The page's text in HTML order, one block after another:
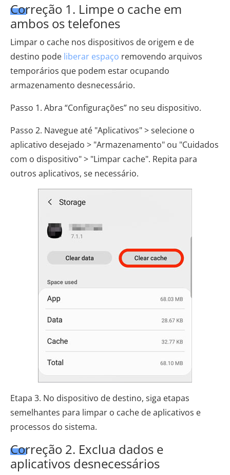
Correção 1. Limpe o cache em
ambos os telefones
Limpar o cache nos dispositivos de origem e de
destino pode liberar espaço removendo arquivos
temporários que podem estar ocupando
armazenamento desnecessário.
Passo 1. Abra “Configurações” no seu dispositivo.
Passo 2. Navegue até "Aplicativos" > selecione o
aplicativo desejado > "Armazenamento" ou "Cuidados
com o dispositivo" > "Limpar cache". Repita para
outros aplicativos, se necessário.
Etapa 3. No dispositivo de destino, siga etapas
semelhantes para limpar o cache de aplicativos e
processos do sistema.
Correção 2. Exclua dados e
aplicativos desnecessários